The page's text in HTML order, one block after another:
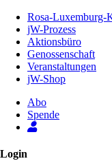
Inhalt
Seite
Rosa-Luxemburg-
jW-Prozess
Aktionsbüro
Genossenschaft
Veranstaltungen
jW-Shop
Abo
Spende
Login